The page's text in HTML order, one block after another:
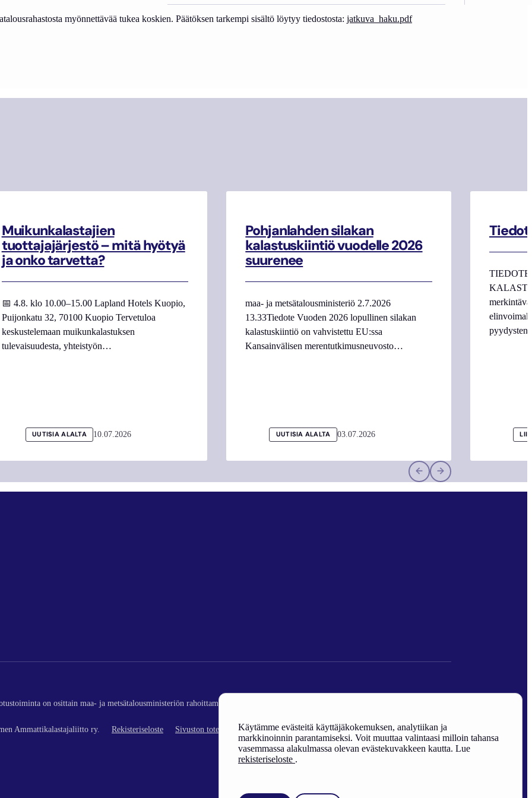
Käytämme evästeitä käyttäjäkokemuksen, analytiikan ja
markkinoinnin parantamiseksi. Voit muuttaa valintaasi milloin tahansa
vasemmassa alakulmassa olevan evästekuvakkeen kautta. Lue
rekisteriseloste .
myönnettävää tukea koskien. Päätöksen tarkempi sisältö löytyy tiedostosta: jatkuva_haku.pdf
Muikunkalastajien
tuottajajärjestö – mitä hyötyä
ja onko tarvetta?
📅 4.8. klo 10.00–15.00 Lapland Hotels Kuopio,
Puijonkatu 32, 70100 Kuopio Tervetuloa
keskustelemaan muikunkalastuksen
tulevaisuudesta, yhteistyön…
UUTISIA ALALTA 10.07.2026
Pohjanlahden silakan
kalastuskiintiö vuodelle 2026
suurenee
maa- ja metsätalousministeriö 2.7.2026
13.33Tiedote Vuoden 2026 lopullinen silakan
kalastuskiintiö on vahvistettu EU:ssa
Kansainvälisen merentutkimusneuvosto…
UUTISIA ALALTA 03.07.2026
pyydysten
on osittain maa- ja metsätalousministeriön rahoittamaa (kalatalouden edistäminen).
Ammattikalastajaliitto ry. Rekisteriseloste Sivuston toteutus